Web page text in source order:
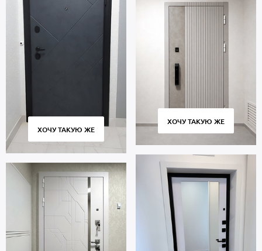
ХОЧУ ТАКУЮ ЖЕ
ХОЧУ ТАКУЮ ЖЕ